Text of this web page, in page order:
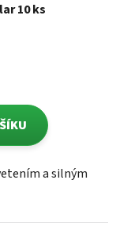
10 ks
a silným